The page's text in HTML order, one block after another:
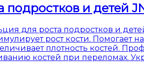
и детей
для роста подростков и
рост кости. Помогает
плотность костей.
костей при переломах.